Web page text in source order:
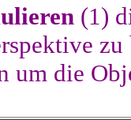
(1)
zu
um die